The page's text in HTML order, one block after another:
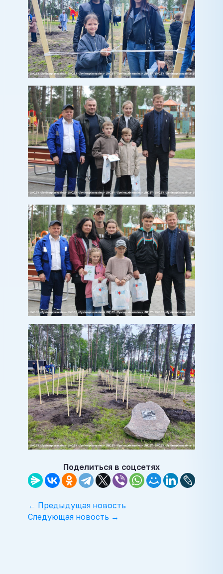
Поделиться в соцсетях
← Предыдущая новость
Следующая новость →